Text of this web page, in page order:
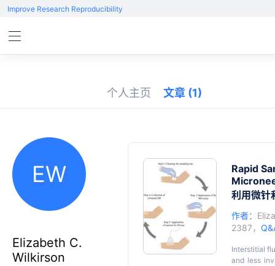
Improve Research Reproducibility
个人主页 文章 (1)
EW
Elizabeth C.
Wilkirson
Rapid
利用微针
作者：
2387，
Interstitial
and less